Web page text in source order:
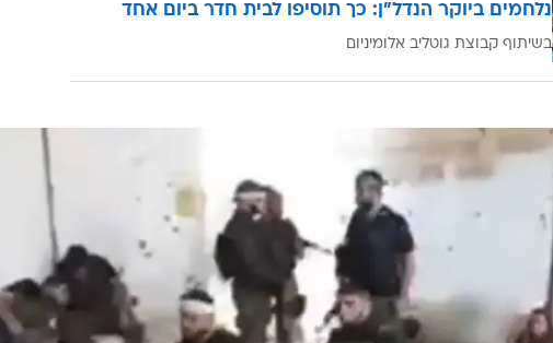
נלחמים ביוקר הנדל"ן: כך תוסיפו לבית חדר ביום אחד
בשיתוף קבוצת גוטליב אלומיניום